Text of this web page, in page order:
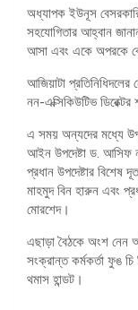
অধ্যাপক ইউনূস
সহযোগিতার আহ্বান
আসা এবং একে অপরকে
আজিয়াটা প্রতিনিধিদলের
নন-এক্সিকিউটিভ ডিরেক্টর
এ সময় অন্যদের মধ্যে
আইন উপদেষ্টা ড. আসিফ
প্রধান উপদেষ্টার বিশেষ
মাহমুদ বিন হারুন এবং
মোরশেদ।
এছাড়া বৈঠকে অংশ নেন
সংক্রান্ত কর্মকর্তা ফুঙ
থমাস হান্ডট।